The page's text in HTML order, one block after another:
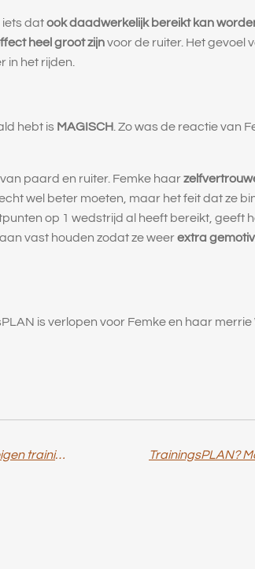
iets datook daadwerkelijk bereikt kan
heel groot zijnvoor de ruiter. Het gevoel
in het rijden.
hebt is MAGISCH . Zo was de reactie van
paard en ruiter. Femke haar
wel beter moeten, maar het feit dat ze
op 1 wedstrijd al heeft bereikt, geeft
aan vast houden zodat ze weerextra
is verlopen voor Femke en haar merrie
Ontdek het nut van het filmen en terugkijken van je eigen trainingen TrainingsPLAN?